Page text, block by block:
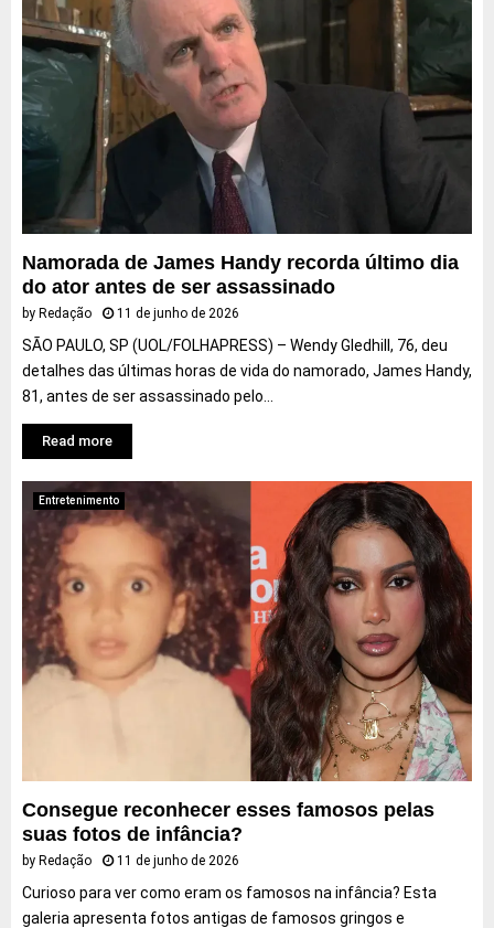
Namorada de James Handy recorda último dia
do ator antes de ser assassinado
by Redação 11 de junho de 2026
SÃO PAULO, SP (UOL/FOLHAPRESS) – Wendy Gledhill, 76, deu
detalhes das últimas horas de vida do namorado, James Handy,
81, antes de ser assassinado pelo...
Read more
Entretenimento
Consegue reconhecer esses famosos pelas
suas fotos de infância?
by Redação 11 de junho de 2026
Curioso para ver como eram os famosos na infância? Esta
galeria apresenta fotos antigas de famosos gringos e